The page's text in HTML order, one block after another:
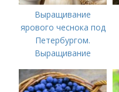
Выращивание
ярового чеснока под
Петербургом.
Выращивание
важных моментов